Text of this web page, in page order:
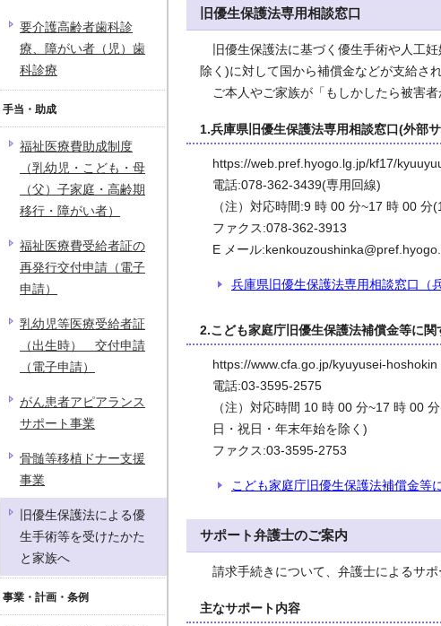
旧優生保護法専用相談窓口
旧優生保護法に基づく優生手術や人工
除く)に対して国から補償金などが支給さ
ご本人やご家族が「もしかしたら被害者
1.兵庫県旧優生保護法専用相談窓口(外部
https://web.pref.hyogo.lg.jp/kf17/
電話:078-362-3439(専用回線)
（注）対応時間:9 時 00 分~17 時 00 分
ファクス:078-362-3913
E メール
兵庫県旧優生保護法専用相談窓口（
2.こども家庭庁旧優生保護法補償金等に関
https://www.cfa.go.jp/kyuyusei-hoshokin
電話:03-3595-2575
（注）対応時間 10 時 00 分~17 時 00
日・祝日・年末年始を除く)
ファクス:03-3595-2753
こども家庭庁旧優生保護法補償金等
サポート弁護士のご案内
請求手続きについて、弁護士によるサポ
主なサポート内容
要介護高齢者歯科診
療、障がい者（児）歯
科診療
手当・助成
福祉医療費助成制度
（乳幼児・こども・母
（父）子家庭・高齢期
移行・障がい者）
福祉医療費受給者証の
再発行交付申請（電子
申請）
乳幼児等医療受給者証
（出生時） 交付申請
（電子申請）
がん患者アピアランス
サポート事業
骨髄等移植ドナー支援
事業
旧優生保護法による優
生手術等を受けたかた
と家族へ
事業・計画・条例